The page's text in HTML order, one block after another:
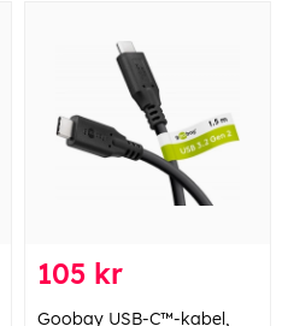
105 kr
Goobay USB-C™-kabel,